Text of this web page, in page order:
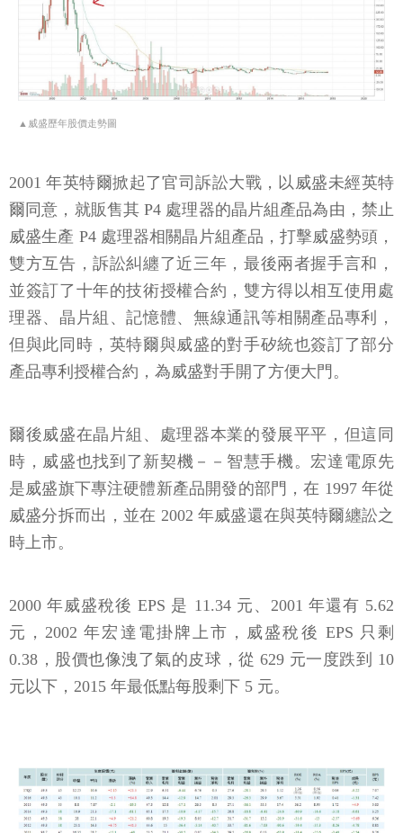
▲威盛歷年股價走勢圖
2001 年英特爾掀起了官司訴訟大戰，以威盛未經英特
爾同意，就販售其 P4 處理器的晶片組產品為由，禁止
威盛生產 P4 處理器相關晶片組產品，打擊威盛勢頭，
雙方互告，訴訟糾纏了近三年，最後兩者握手言和，
並簽訂了十年的技術授權合約，雙方得以相互使用處
理器、晶片組、記憶體、無線通訊等相關產品專利，
但與此同時，英特爾與威盛的對手矽統也簽訂了部分
產品專利授權合約，為威盛對手開了方便大門。
爾後威盛在晶片組、處理器本業的發展平平，但這同
時，威盛也找到了新契機－－智慧手機。宏達電原先
是威盛旗下專注硬體新產品開發的部門，在 1997 年從
威盛分拆而出，並在 2002 年威盛還在與英特爾纏訟之
時上市。
2000 年威盛稅後 EPS 是 11.34 元、2001 年還有 5.62
元，2002 年宏達電掛牌上市，威盛稅後 EPS 只剩
0.38，股價也像洩了氣的皮球，從 629 元一度跌到 10
元以下，2015 年最低點每股剩下 5 元。